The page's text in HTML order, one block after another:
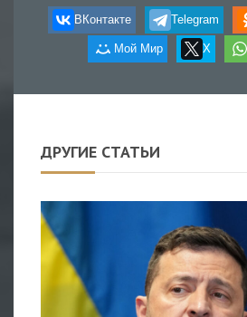
ВКонтакте Telegram
Мой Мир X
ДРУГИЕ СТАТЬИ